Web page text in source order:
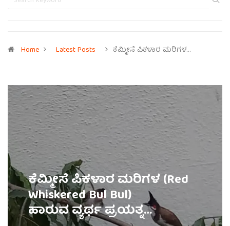
Home Latest Posts ಕೆಮ್ಮೀಸೆ ಪಿಕಳಾರ ಮರಿಗಳ…
ಕೆಮ್ಮೀಸೆ ಪಿಕಳಾರ ಮರಿಗಳ (Red
Whiskered Bul Bul)
ಹಾರುವ ವ್ಯರ್ಥ ಪ್ರಯತ್ನ…